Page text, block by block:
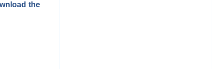
the